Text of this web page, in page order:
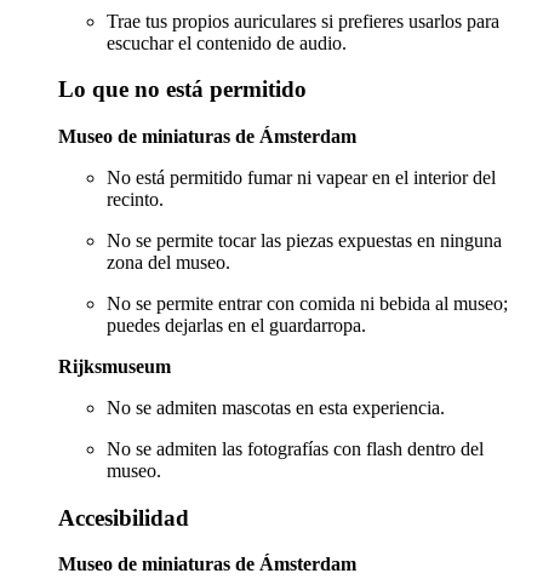
Trae tus propios auriculares si prefieres usarlos para
escuchar el contenido de audio.
Lo que no está permitido
Museo de miniaturas de Ámsterdam
No está permitido fumar ni vapear en el interior del
recinto.
No se permite tocar las piezas expuestas en ninguna
zona del museo.
No se permite entrar con comida ni bebida al museo;
puedes dejarlas en el guardarropa.
Rijksmuseum
No se admiten mascotas en esta experiencia.
No se admiten las fotografías con flash dentro del
museo.
Accesibilidad
Museo de miniaturas de Ámsterdam